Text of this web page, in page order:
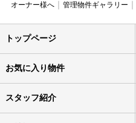
オーナー様へ
管理物件ギャラリー
トップページ
お気に入り物件
スタッフ紹介